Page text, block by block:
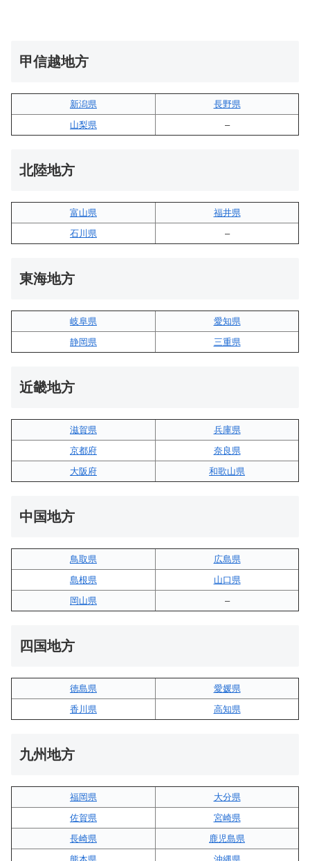
甲信越地方
新潟県
長野県
山梨県
–
北陸地方
富山県
福井県
石川県
–
東海地方
岐阜県
愛知県
静岡県
三重県
近畿地方
滋賀県
兵庫県
京都府
奈良県
大阪府
和歌山県
中国地方
鳥取県
広島県
島根県
山口県
岡山県
–
四国地方
徳島県
愛媛県
香川県
高知県
九州地方
福岡県
大分県
佐賀県
宮崎県
長崎県
鹿児島県